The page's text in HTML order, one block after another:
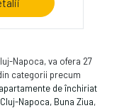
Napoca, va ofera 27
categorii precum
apartamente de închiriat
Napoca, Buna Ziua,